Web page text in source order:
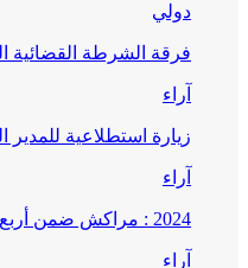
دولي
فرقة الشرطة القضائية
آراء
زيارة استطلاعية للمدير
آراء
2024 : مراكش ضمن أربع مدن بالممكلة سجلت مامجموعه 656 قضية تتعلق بغسيل الأموال
آراء